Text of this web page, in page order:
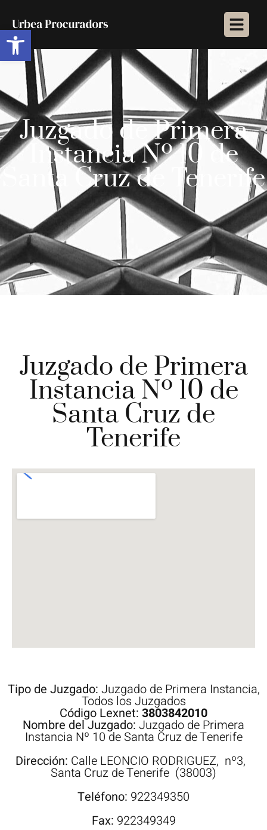
Abrir barra de herramientas
Juzgado de Primera
Instancia Nº 10 de
Santa Cruz de Tenerife
Juzgado de Primera
Instancia Nº 10 de
Santa Cruz de
Tenerife
Tipo de Juzgado: Juzgado de Primera Instancia,
Todos los Juzgados
Código Lexnet: 3803842010
Nombre del Juzgado: Juzgado de Primera
Instancia Nº 10 de Santa Cruz de Tenerife
Dirección: Calle LEONCIO RODRIGUEZ, nº3,
Santa Cruz de Tenerife (38003)
Teléfono: 922349350
Fax: 922349349